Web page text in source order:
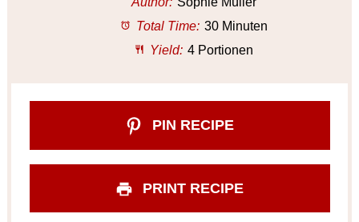
Total Time: 30 Minuten
Yield: 4 Portionen
PIN RECIPE
PRINT RECIPE